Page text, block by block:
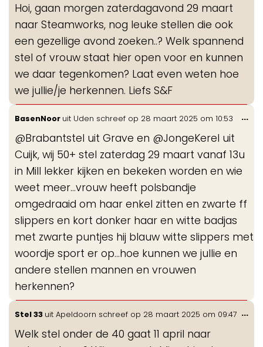
Hoi, gaan morgen zaterdagavond 29 maart
naar Steamworks, nog leuke stellen die ook
een gezellige avond zoeken..? Welk spannend
stel of vrouw staat hier open voor en kunnen
we daar tegenkomen? Laat even weten hoe
we jullie/je herkennen. Liefs S&F
BasenNoor uit Uden schreef op 28 maart 2025 om 10:53
@Brabantstel uit Grave en @JongeKerel uit
Cuijk, wij 50+ stel zaterdag 29 maart vanaf 13u
in Mill lekker kijken en bekeken worden en wie
weet meer...vrouw heeft polsbandje
omgedraaid om haar enkel zitten en zwarte ff
slippers en kort donker haar en witte badjas
met zwarte puntjes hij blauw witte slippers met
woordje sport er op...hoe kunnen we jullie en
andere stellen mannen en vrouwen
herkennen?
...
Stel 33 uit Apeldoorn schreef op 28 maart 2025 om 09:47
Welk stel onder de 40 gaat 11 april naar
...